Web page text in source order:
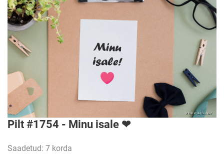
Pilt #1754 - Minu isale ❤
Saadetud: 7 korda